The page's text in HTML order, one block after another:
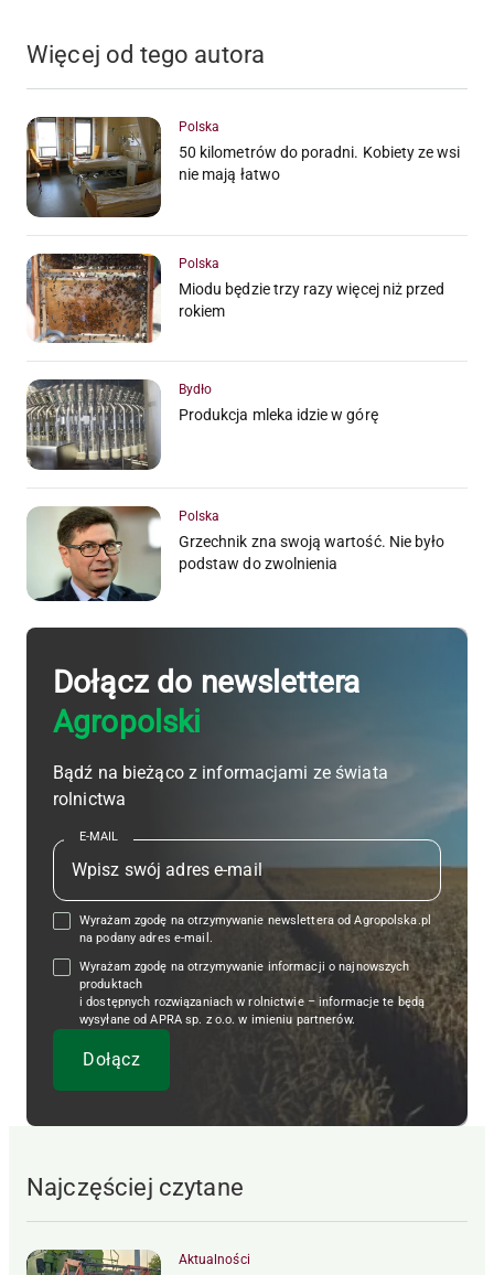
Więcej od tego autora
Polska
50 kilometrów do poradni. Kobiety ze wsi
nie mają łatwo
Polska
Miodu będzie trzy razy więcej niż przed
rokiem
Bydło
Produkcja mleka idzie w górę
Polska
Grzechnik zna swoją wartość. Nie było
podstaw do zwolnienia
Dołącz do newslettera
Agropolski
Bądź na bieżąco z informacjami ze świata
rolnictwa
E-MAIL
Wyrażam zgodę na otrzymywanie newslettera od Agropolska.pl
na podany adres e-mail.
Wyrażam zgodę na otrzymywanie informacji o najnowszych
produktach
i dostępnych rozwiązaniach w rolnictwie – informacje te będą
wysyłane od APRA sp. z o.o. w imieniu partnerów.
Najczęściej czytane
Aktualności